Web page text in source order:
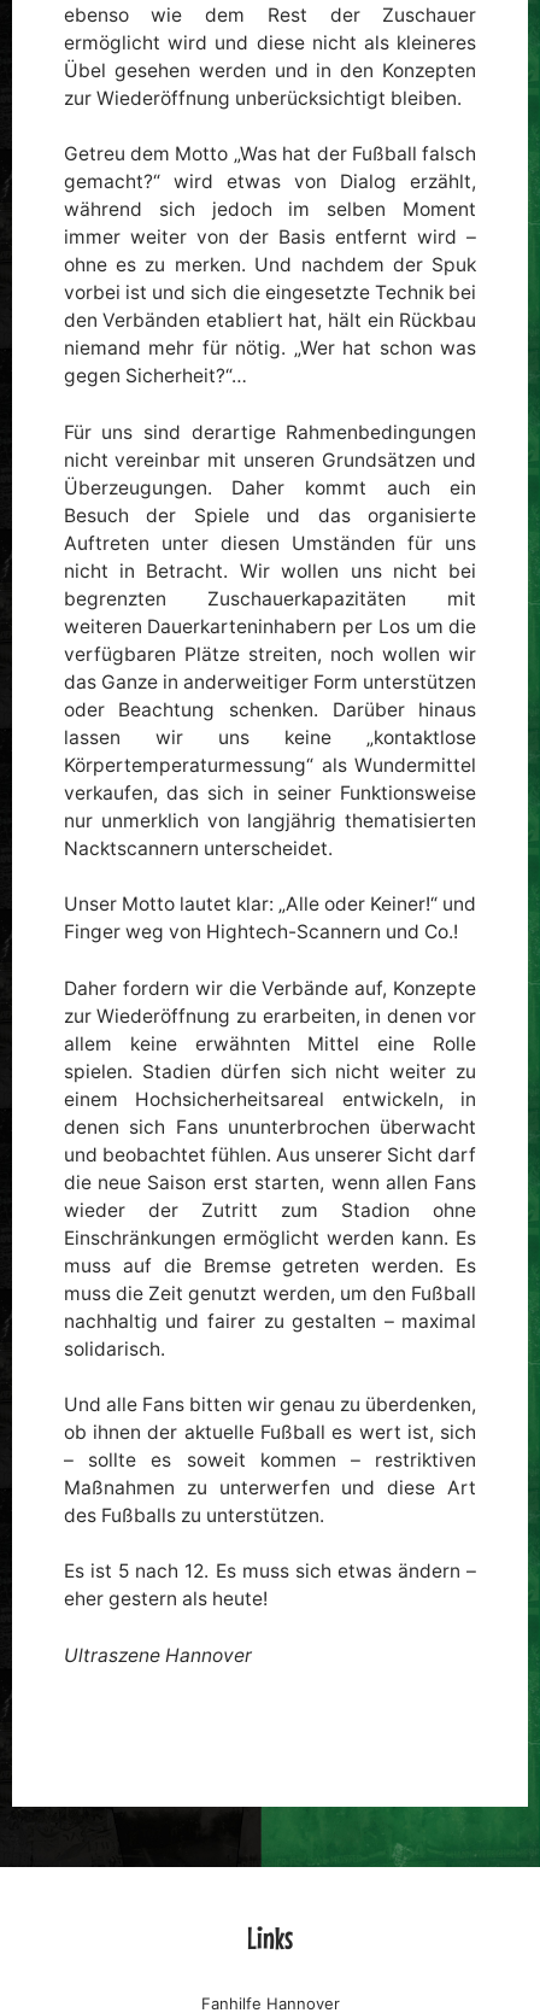
ebenso wie dem Rest der Zuschauer
ermöglicht wird und diese nicht als kleineres
Übel gesehen werden und in den Konzepten
zur Wiederöffnung unberücksichtigt bleiben.
Getreu dem Motto „Was hat der Fußball falsch
gemacht?“ wird etwas von Dialog erzählt,
während sich jedoch im selben Moment
immer weiter von der Basis entfernt wird –
ohne es zu merken. Und nachdem der Spuk
vorbei ist und sich die eingesetzte Technik bei
den Verbänden etabliert hat, hält ein Rückbau
niemand mehr für nötig. „Wer hat schon was
gegen Sicherheit?“…
Für uns sind derartige Rahmenbedingungen
nicht vereinbar mit unseren Grundsätzen und
Überzeugungen. Daher kommt auch ein
Besuch der Spiele und das organisierte
Auftreten unter diesen Umständen für uns
nicht in Betracht. Wir wollen uns nicht bei
begrenzten Zuschauerkapazitäten mit
weiteren Dauerkarteninhabern per Los um die
verfügbaren Plätze streiten, noch wollen wir
das Ganze in anderweitiger Form unterstützen
oder Beachtung schenken. Darüber hinaus
lassen wir uns keine „kontaktlose
Körpertemperaturmessung“ als Wundermittel
verkaufen, das sich in seiner Funktionsweise
nur unmerklich von langjährig thematisierten
Nacktscannern unterscheidet.
Unser Motto lautet klar: „Alle oder Keiner!“ und
Finger weg von Hightech-Scannern und Co.!
Daher fordern wir die Verbände auf, Konzepte
zur Wiederöffnung zu erarbeiten, in denen vor
allem keine erwähnten Mittel eine Rolle
spielen. Stadien dürfen sich nicht weiter zu
einem Hochsicherheitsareal entwickeln, in
denen sich Fans ununterbrochen überwacht
und beobachtet fühlen. Aus unserer Sicht darf
die neue Saison erst starten, wenn allen Fans
wieder der Zutritt zum Stadion ohne
Einschränkungen ermöglicht werden kann. Es
muss auf die Bremse getreten werden. Es
muss die Zeit genutzt werden, um den Fußball
nachhaltig und fairer zu gestalten – maximal
solidarisch.
Und alle Fans bitten wir genau zu überdenken,
ob ihnen der aktuelle Fußball es wert ist, sich
– sollte es soweit kommen – restriktiven
Maßnahmen zu unterwerfen und diese Art
des Fußballs zu unterstützen.
Es ist 5 nach 12. Es muss sich etwas ändern –
eher gestern als heute!
Ultraszene Hannover
Links
Fanhilfe Hannover